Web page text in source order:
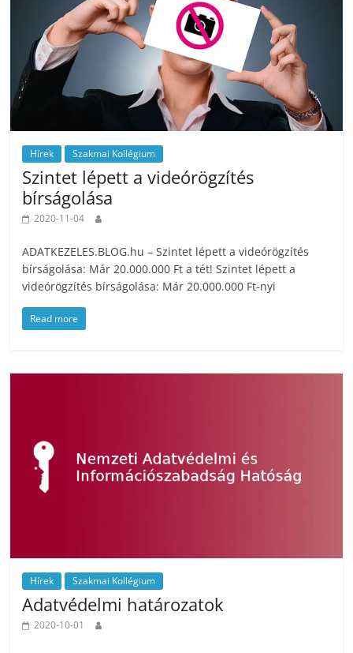
Hírek Szakmai Kollégium
Szintet lépett a videórögzítés
bírságolása
2020-11-04
ADATKEZELES.BLOG.hu – Szintet lépett a videórögzítés
bírságolása: Már 20.000.000 Ft a tét! Szintet lépett a
videórögzítés bírságolása: Már 20.000.000 Ft-nyi
Read more
Hírek Szakmai Kollégium
Adatvédelmi határozatok
2020-10-01